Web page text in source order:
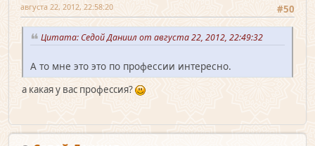
#50
августа 22, 2012, 22:58:20
Цитата: Седой Даниил от августа 22, 2012, 22:49:32
А то мне это это по профессии интересно.
а какая у вас профессия?